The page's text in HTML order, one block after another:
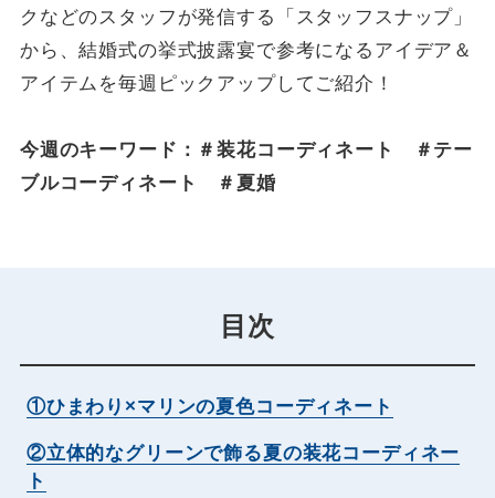
クなどのスタッフが発信する「スタッフスナップ」
から、結婚式の挙式披露宴で参考になるアイデア＆
アイテムを毎週ピックアップしてご紹介！
今週のキーワード：＃装花コーディネート ＃テー
ブルコーディネート ＃夏婚
目次
①ひまわり×マリンの夏色コーディネート
②立体的なグリーンで飾る夏の装花コーディネー
ト